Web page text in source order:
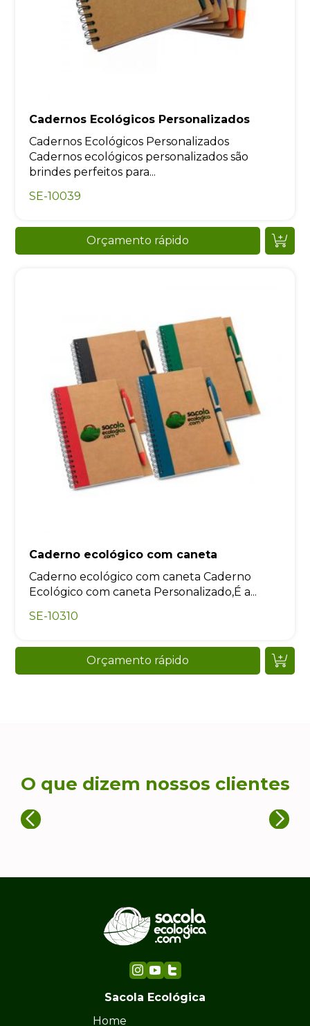
Cadernos Ecológicos Personalizados
Cadernos Ecológicos Personalizados
Cadernos ecológicos personalizados são
brindes perfeitos para...
SE-10039
Orçamento rápido
Caderno ecológico com caneta
Caderno ecológico com caneta Caderno
Ecológico com caneta Personalizado,É a...
SE-10310
Orçamento rápido
O que dizem nossos clientes
Sacola Ecológica
Home